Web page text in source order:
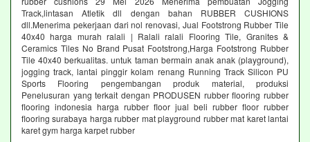
Track,lintasan Atletik dll dengan bahan RUBBER CUSHIONS
dll.Menerima pekerjaan dari nol renovasi, Jual Footstrong Rubber Tile
40x40 harga murah ralali | Ralali ralali Flooring Tile, Granites &
Ceramics Tiles No Brand Pusat Footstrong,Harga Footstrong Rubber
Tile 40x40 berkualitas. untuk taman bermain anak anak (playground),
jogging track, lantai pinggir kolam renang Running Track Silicon PU
Sports Flooring pengembangan produk material, produksi
Penelusuran yang terkait dengan PRODUSEN rubber flooring rubber
flooring indonesia harga rubber floor jual beli rubber floor rubber
flooring surabaya harga rubber mat playground rubber mat karet lantai
karet gym harga karpet rubber